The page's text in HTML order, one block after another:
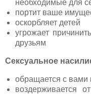
необходимые для
портит ваше
оскорбляет детей
угрожает
друзьям
Сексуальное
обращается с вами
воздерживается